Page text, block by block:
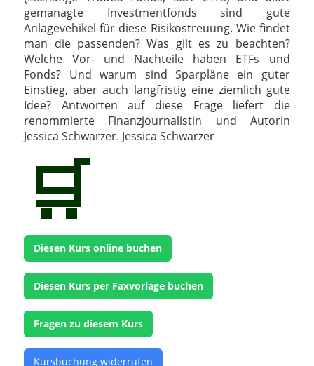
gemanagte Investmentfonds sind gute
Anlagevehikel für diese Risikostreuung. Wie findet
man die passenden? Was gilt es zu beachten?
Welche Vor- und Nachteile haben ETFs und
Fonds? Und warum sind Sparpläne ein guter
Einstieg, aber auch langfristig eine ziemlich gute
Idee? Antworten auf diese Frage liefert die
renommierte Finanzjournalistin und Autorin
Jessica Schwarzer. Jessica Schwarzer
🛒
Diesen Kurs online buchen
Diesen Kurs per Faxvorlage buchen
Fragen zu diesem Kurs
Kursbuchung widerrufen